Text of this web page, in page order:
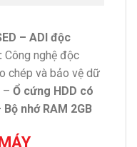
– ADI độc
Công nghệ độc
chép và bảo vệ dữ
– Ổ cứng HDD có
nhớ RAM 2GB